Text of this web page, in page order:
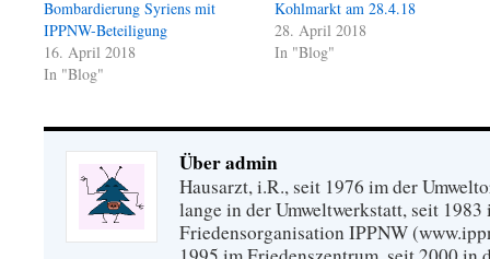
Bombardierung Syriens mit
IPPNW-Beteiligung
16. April 2018
In "Blog"
Kohlmarkt am 28.4.18
28. April 2018
In "Blog"
Über admin
Hausarzt, i.R., seit 1976 im der
lange in der Umweltwerkstatt, seit
Friedensorganisation IPPNW